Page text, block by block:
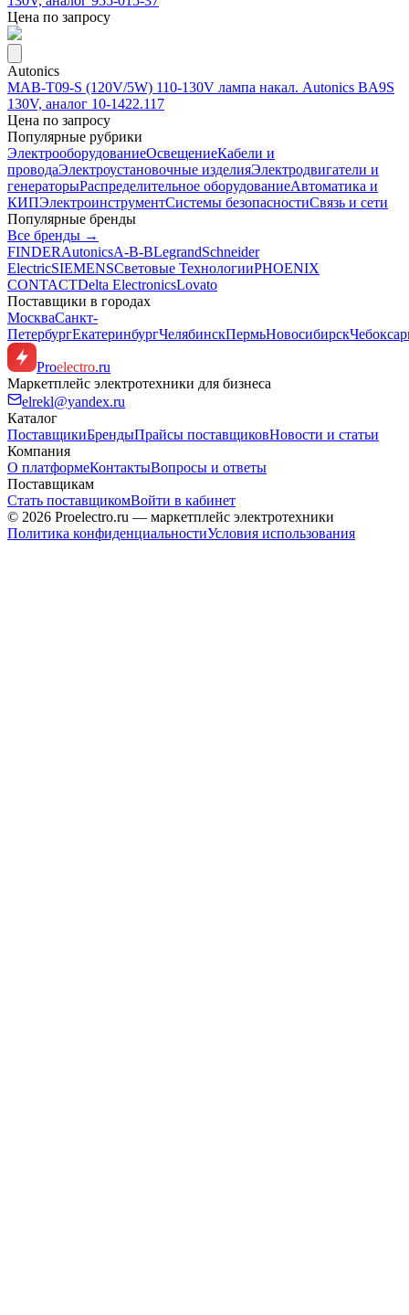
Цена по запросу
Autonics
MAB-T09-S (120V/5W) 110-130V лампа накал. Autonics BA9S
130V, аналог 10-1422.117
Цена по запросу
Популярные рубрики
ЭлектрооборудованиеОсвещениеКабели и
проводаЭлектроустановочные изделияЭлектродвигатели и
генераторыРаспределительное оборудованиеАвтоматика и
КИПЭлектроинструментСистемы безопасностиСвязь и сети
Популярные бренды
Все бренды →
FINDERAutonicsA-B-BLegrandSchneider
ElectricSIEMENSСветовые ТехнологииPHOENIX
CONTACTDelta ElectronicsLovato
Поставщики в городах
МоскваСанкт-
ПетербургЕкатеринбургЧелябинскПермьНовосибирск
Proelectro.ru
Маркетплейс электротехники для бизнеса
elrekl@yandex.ru
Каталог
ПоставщикиБрендыПрайсы поставщиковНовости и статьи
Компания
О платформеКонтактыВопросы и ответы
Поставщикам
Стать поставщикомВойти в кабинет
© 2026 Proelectro.ru — маркетплейс электротехники
Политика конфиденциальностиУсловия использования